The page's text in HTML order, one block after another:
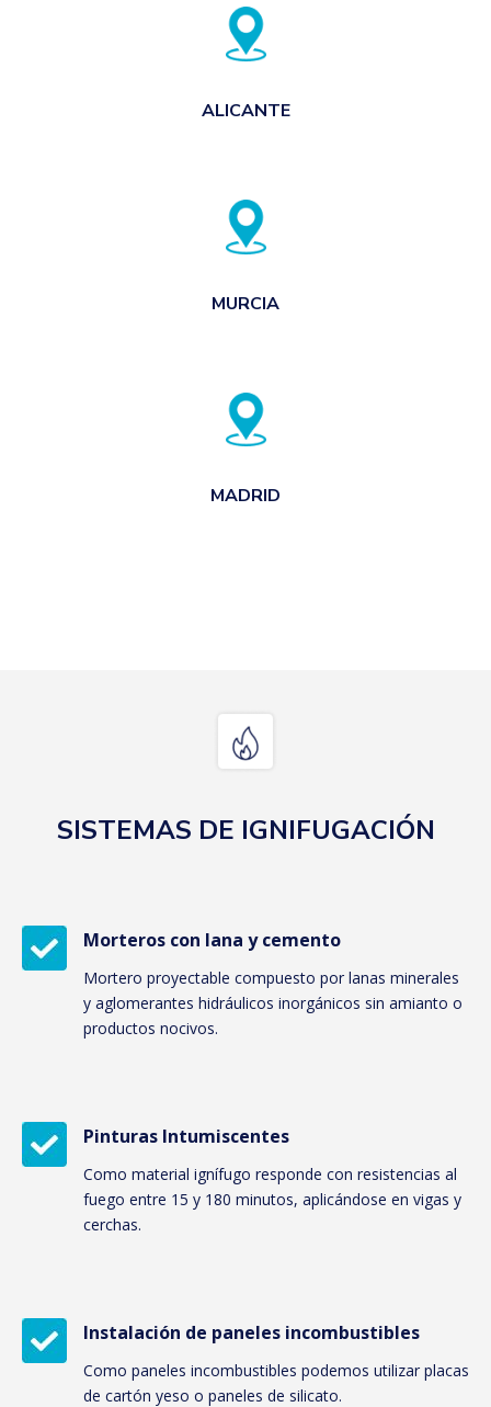
ALICANTE
MURCIA
MADRID
SISTEMAS DE IGNIFUGACIÓN
Morteros con lana y cemento
Mortero proyectable compuesto por lanas minerales
y aglomerantes hidráulicos inorgánicos sin amianto o
productos nocivos.
Pinturas Intumiscentes
Como material ignífugo responde con resistencias al
fuego entre 15 y 180 minutos, aplicándose en vigas y
cerchas.
Instalación de paneles incombustibles
Como paneles incombustibles podemos utilizar placas
de cartón yeso o paneles de silicato.